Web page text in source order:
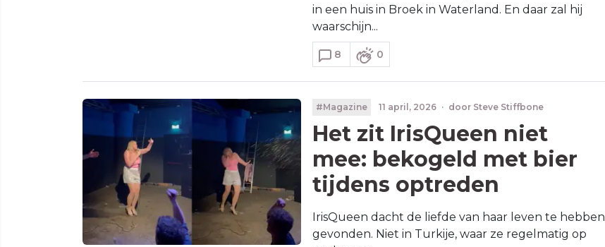
in een huis in Broek in Waterland. En daar zal hij
waarschijn...
8 0
#Magazine 11 april, 2026 · door Steve Stiffbone
Het zit IrisQueen niet
mee: bekogeld met bier
tijdens optreden
IrisQueen dacht de liefde van haar leven te hebben
gevonden. Niet in Turkije, waar ze regelmatig op